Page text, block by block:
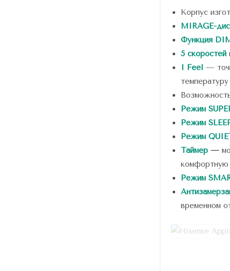
Корпус
MIRAGE-
Функция
5 скоростей
I Feel —
Режим
Режим
Режим
Таймер —
комфортную
Режим
временном